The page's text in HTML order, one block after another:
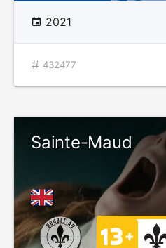
2021
432477
Sainte-Maud